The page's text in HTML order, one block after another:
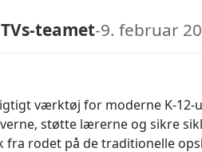
teamet-9. februar
værktøj for moderne K-12-
støtte lærerne og sikre
rodet på de traditionelle